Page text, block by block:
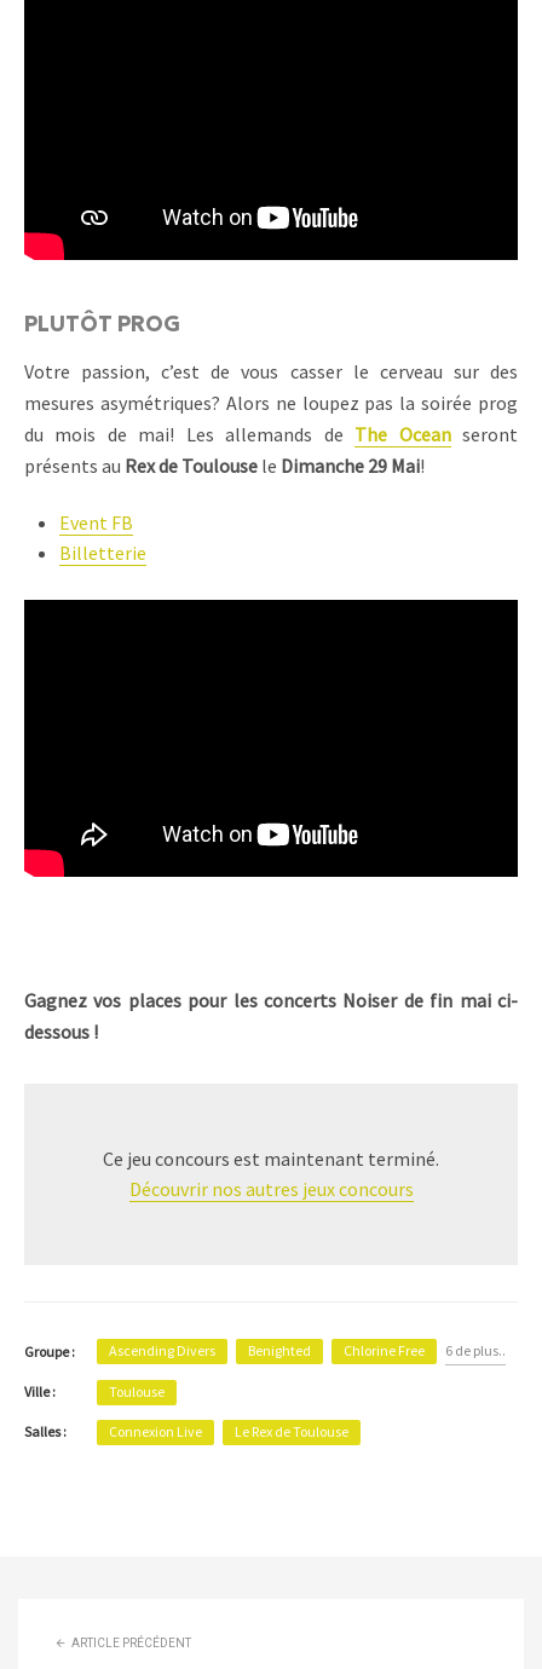
PLUTÔT PROG
Votre passion, c’est de vous casser le cerveau sur des
mesures asymétriques? Alors ne loupez pas la soirée prog
du mois de mai! Les allemands de The Oceanseront
présents au Rex de Toulouse le Dimanche 29 Mai!
Event FB
Billetterie
Gagnez vos places pour les concerts Noiser de fin mai ci-
dessous !
Ce jeu concours est maintenant terminé.
Découvrir nos autres jeux concours
Groupe : Ascending Divers Benighted Chlorine Free 6 de plus..
Ville : Toulouse
Salles : Connexion Live Le Rex de Toulouse
ARTICLE PRÉCÉDENT